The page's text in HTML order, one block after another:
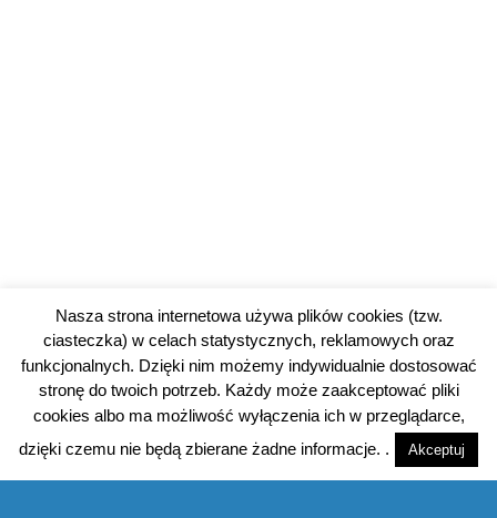
Nasza strona internetowa używa plików cookies (tzw.
ciasteczka) w celach statystycznych, reklamowych oraz
funkcjonalnych. Dzięki nim możemy indywidualnie dostosować
stronę do twoich potrzeb. Każdy może zaakceptować pliki
cookies albo ma możliwość wyłączenia ich w przeglądarce,
dzięki czemu nie będą zbierane żadne informacje. .
Akceptuj